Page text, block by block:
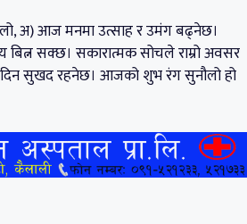
अ) आज मनमा उत्साह र उमंग बढ्नेछ।
सक्छ। सकारात्मक सोचले राम्रो अवसर
सुखद रहनेछ। आजको शुभ रंग सुनौलो हो